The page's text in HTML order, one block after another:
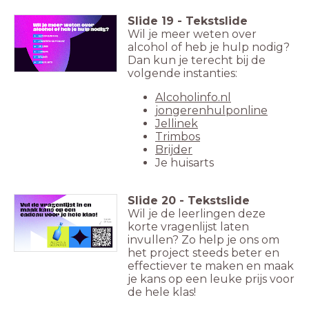
Slide 19 - Tekstslide
Wil je meer weten over
alcohol of heb je hulp nodig?
Dan kun je terecht bij de
volgende instanties:
Alcoholinfo.nl
jongerenhulponline
Jellinek
Trimbos
Brijder
Je huisarts
Slide 20 - Tekstslide
Wil je de leerlingen deze
korte vragenlijst laten
invullen? Zo help je ons om
het project steeds beter en
effectiever te maken en maak
je kans op een leuke prijs voor
de hele klas!